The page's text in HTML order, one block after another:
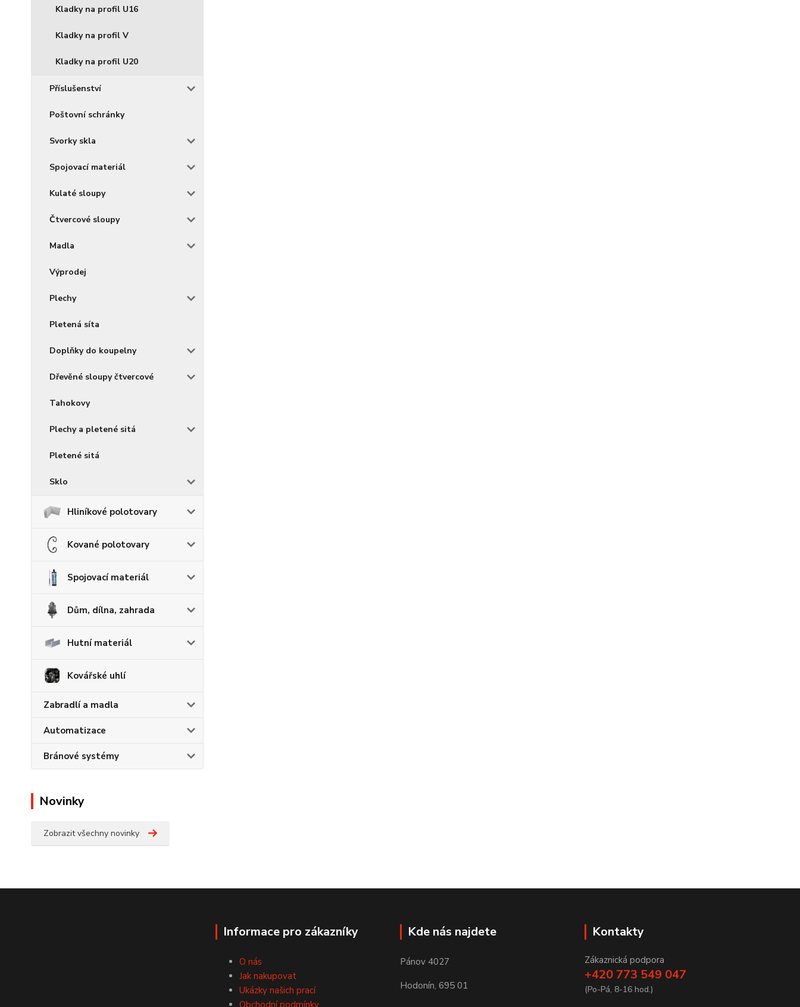
Kladky na profil U16
Kladky na profil V
Kladky na profil U20
Příslušenství
Poštovní schránky
Svorky skla
Spojovací materiál
Kulaté sloupy
Čtvercové sloupy
Madla
Výprodej
Plechy
Pletená síta
Doplňky do koupelny
Dřevěné sloupy čtvercové
Tahokovy
Plechy a pletené sitá
Pletené sitá
Sklo
Hliníkové polotovary
Kované polotovary
Spojovací materiál
Dům, dílna, zahrada
Hutní materiál
Kovářské uhlí
Zabradlí a madla
Automatizace
Bránové systémy
Novinky
Zobrazit všechny novinky
Informace pro zákazníky
O nás
Jak nakupovat
Ukázky našich prací
Obchodní podmínky
Kde nás najdete
Pánov 4027
Hodonín, 695 01
Kontakty
Zákaznická podpora
+420 773 549 047
(Po-Pá, 8-16 hod.)